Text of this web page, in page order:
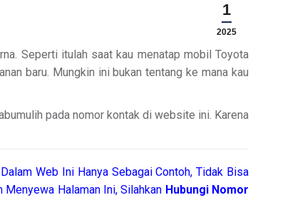
1
2025
Seperti itulah saat kau menatap mobil Toyota
baru. Mungkin ini bukan tentang ke mana kau
pada nomor kontak di website ini. Karena
Web Ini Hanya Sebagai Contoh, Tidak Bisa
Menyewa Halaman Ini, Silahkan Hubungi Nomor